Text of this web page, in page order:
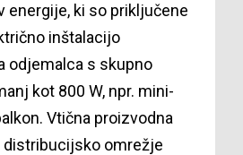
energije, ki so priključene
inštalacijo
odjemalca s skupno
kot 800 W, npr. mini-
Vtična proizvodna
distribucijsko omrežje